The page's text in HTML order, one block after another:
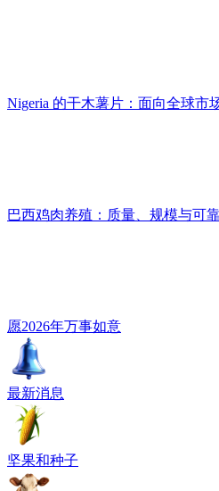
Nigeria 的干木薯片：面向全球市
巴西鸡肉养殖：质量、规模与可
愿2026年万事如意
最新消息
坚果和种子